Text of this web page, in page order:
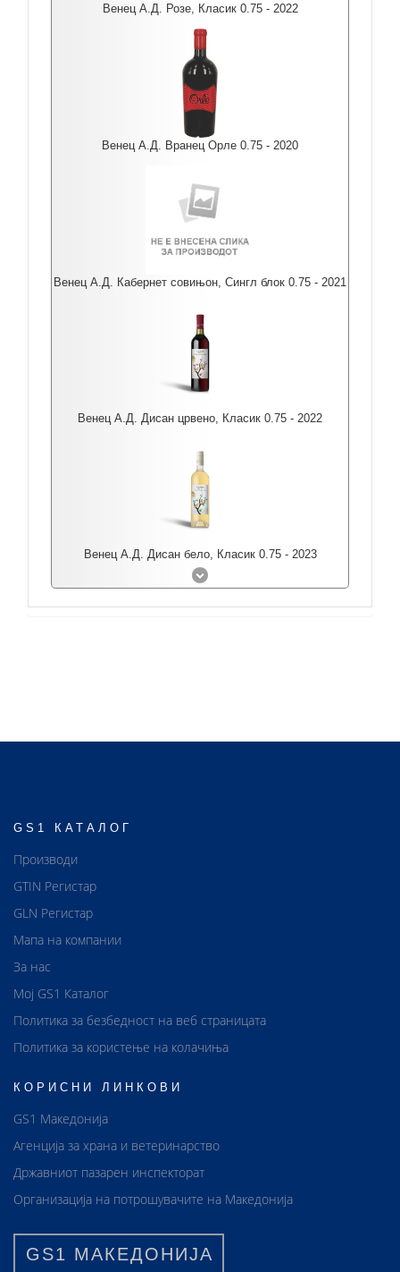
Венец А.Д. Розе, Класик 0.75 - 2022
Венец А.Д. Вранец Орле 0.75 - 2020
Венец А.Д. Кабернет совињон, Сингл блок 0.75 - 2021
Венец А.Д. Дисан црвено, Класик 0.75 - 2022
Венец А.Д. Дисан бело, Класик 0.75 - 2023
GS1 КАТАЛОГ
Производи
GTIN Регистар
GLN Регистар
Мапа на компании
За нас
Мој GS1 Каталог
Политика за безбедност на веб страницата
Политика за користење на колачиња
КОРИСНИ ЛИНКОВИ
GS1 Македонија
Агенција за храна и ветеринарство
Државниот пазарен инспекторат
Организација на потрошувачите на Македонија
GS1 МАКЕДОНИЈА